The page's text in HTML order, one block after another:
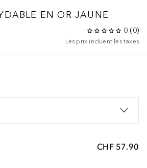
EN OR JAUNE
0 (0)
Les prix incluent les taxes
CHF 57.90